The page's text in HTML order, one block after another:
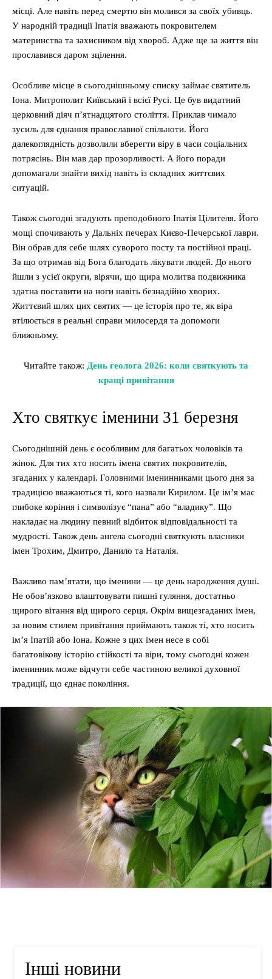
місці. Але навіть перед смертю він молився за своїх убивць.
У народній традиції Іпатія вважають покровителем
материнства та захисником від хвороб. Адже ще за життя він
прославився даром зцілення.
Особливе місце в сьогоднішньому списку займає святитель
Іона. Митрополит Київський і всієї Русі. Це був видатний
церковний діяч п’ятнадцятого століття. Приклав чимало
зусиль для єднання православної спільноти. Його
далекоглядність дозволили вберегти віру в часи соціальних
потрясінь. Він мав дар прозорливості. А його поради
допомагали знайти вихід навіть із складних життєвих
ситуацій.
Також сьогодні згадують преподобного Іпатія Цілителя. Його
мощі спочивають у Дальніх печерах Києво-Печерської лаври.
Він обрав для себе шлях суворого посту та постійної праці.
За що отримав від Бога благодать лікувати людей. До нього
йшли з усієї округи, вірячи, що щира молитва подвижника
здатна поставити на ноги навіть безнадійно хворих.
Життєвий шлях цих святих — це історія про те, як віра
втілюється в реальні справи милосердя та допомоги
ближньому.
Читайте також: День геолога 2026: коли святкують та
кращі привітання
Хто святкує іменини 31 березня
Сьогоднішній день є особливим для багатьох чоловіків та
жінок. Для тих хто носить імена святих покровителів,
згаданих у календарі. Головними іменинниками цього дня за
традицією вважаються ті, кого назвали Кирилом. Це ім’я має
глибоке коріння і символізує “пана” або “владику”. Що
накладає на людину певний відбиток відповідальності та
мудрості. Також день ангела сьогодні святкують власники
імен Трохим, Дмитро, Данило та Наталія.
Важливо пам’ятати, що іменини — це день народження душі.
Не обов’язково влаштовувати пишні гуляння, достатньо
щирого вітання від щирого серця. Окрім вищезгаданих імен,
за новим стилем привітання приймають також ті, хто носить
ім’я Іпатій або Іона. Кожне з цих імен несе в собі
багатовікову історію стійкості та віри, тому сьогодні кожен
іменинник може відчути себе частиною великої духовної
традиції, що єднає покоління.
Інші новини